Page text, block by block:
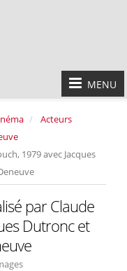
MENU
Acteurs
1979 avec Jacques
par Claude
Dutronc et